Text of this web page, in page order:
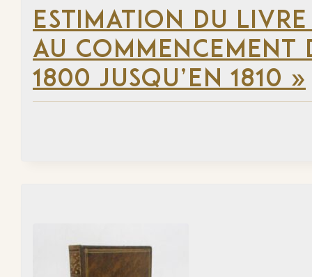
ESTIMATION DU
AU COMMENCEMENT
1800 JUSQU’EN 1810 »